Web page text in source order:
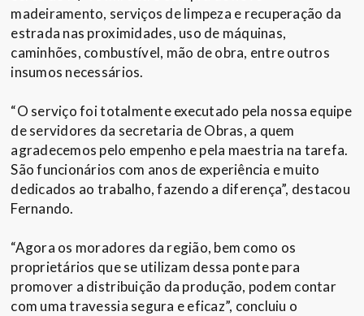
madeiramento, serviços de limpeza e recuperação da
estrada nas proximidades, uso de máquinas,
caminhões, combustível, mão de obra, entre outros
insumos necessários.
“O serviço foi totalmente executado pela nossa equipe
de servidores da secretaria de Obras, a quem
agradecemos pelo empenho e pela maestria na tarefa.
São funcionários com anos de experiência e muito
dedicados ao trabalho, fazendo a diferença”, destacou
Fernando.
“Agora os moradores da região, bem como os
proprietários que se utilizam dessa ponte para
promover a distribuição da produção, podem contar
com uma travessia segura e eficaz”, concluiu o